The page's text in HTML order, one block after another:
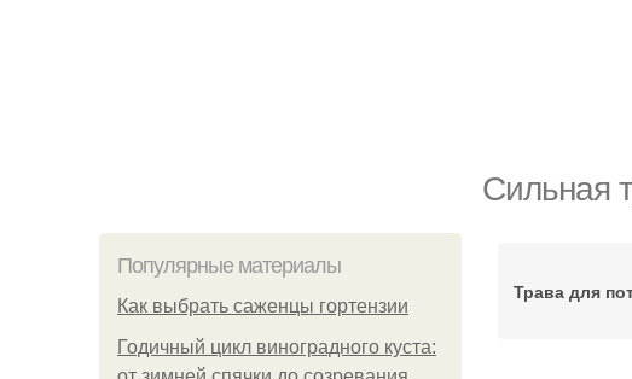
Сильная
Популярные материалы
Как выбрать саженцы гортензии
Годичный цикл виноградного куста:
Трава для